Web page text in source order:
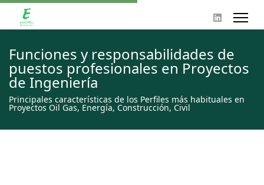
Funciones y responsabilidades de
puestos profesionales en Proyectos
de Ingeniería
Principales características de los Perfiles más habituales en
Proyectos Oil Gas, Energía, Construcción, Civil